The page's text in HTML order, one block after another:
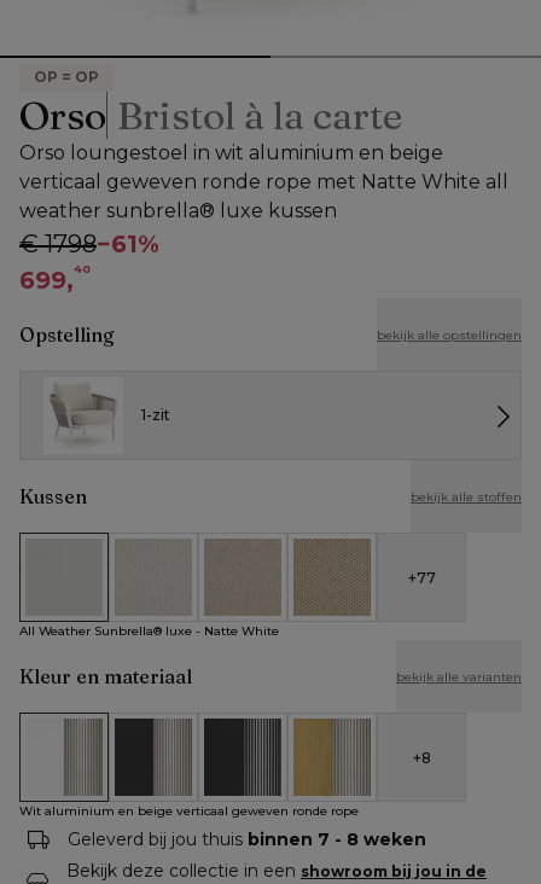
OP = OP
Orso Bristol à la carte
Orso loungestoel in wit aluminium en beige
verticaal geweven ronde rope met Natte White all
weather sunbrella® luxe kussen
€ 1798−61%
699,40
Opstelling bekijk alle opstellingen
1-zit
Kussen bekijk alle stoffen
All Weather Sunbrella® luxe - Natte White
All Weather Cosytica - Althea Off White
All Weather Cosytica - Althea Chalk
All Weather Cosytica - Althea
+77
All Weather Sunbrella® luxe - Natte White
Kleur en materiaal bekijk alle varianten
Wit aluminium en beige verticaal geweven ronde rope
Zwart aluminium en beige verticaal geweven
Zwart aluminium en zwart verticaal
Teak en beige verticaal
+8
Wit aluminium en beige verticaal geweven ronde rope
Geleverd bij jou thuis binnen 7 - 8 weken
Bekijk deze collectie in een showroom bij jou in de